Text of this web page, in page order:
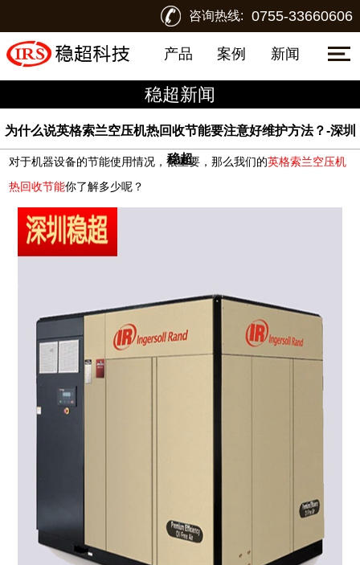
咨询热线: 0755-33660606
产品 案例 新闻
稳超新闻
为什么说英格索兰空压机热回收节能要注意好维护方法？-深圳
稳超
对于机器设备的节能使用情况，很重要，那么我们的英格索兰空压机
热回收节能你了解多少呢？